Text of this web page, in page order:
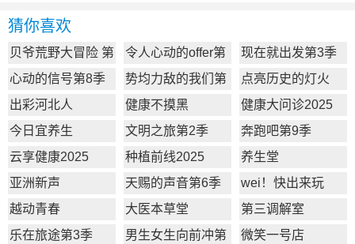
猜你喜欢
贝爷荒野大冒险 第
一季
令人心动的offer第
7季
现在就出发第3季
心动的信号第8季
势均力敌的我们第
2季
点亮历史的灯火
出彩河北人
健康不摸黑
健康大问诊2025
今日宜养生
文明之旅第2季
奔跑吧第9季
云享健康2025
种植前线2025
养生堂
亚洲新声
天赐的声音第6季
wei！快出来玩
越动青春
大医本草堂
第三调解室
乐在旅途第3季
男生女生向前冲第 微笑一号店